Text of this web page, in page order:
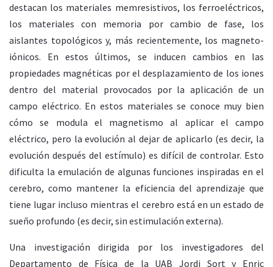
destacan los materiales memresistivos, los ferroeléctricos,
los materiales con memoria por cambio de fase, los
aislantes topológicos y, más recientemente, los magneto-
iónicos. En estos últimos, se inducen cambios en las
propiedades magnéticas por el desplazamiento de los iones
dentro del material provocados por la aplicación de un
campo eléctrico. En estos materiales se conoce muy bien
cómo se modula el magnetismo al aplicar el campo
eléctrico, pero la evolución al dejar de aplicarlo (es decir, la
evolución después del estímulo) es difícil de controlar. Esto
dificulta la emulación de algunas funciones inspiradas en el
cerebro, como mantener la eficiencia del aprendizaje que
tiene lugar incluso mientras el cerebro está en un estado de
sueño profundo (es decir, sin estimulación externa).
Una investigación dirigida por los investigadores del
Departamento de Física de la UAB Jordi Sort y Enric